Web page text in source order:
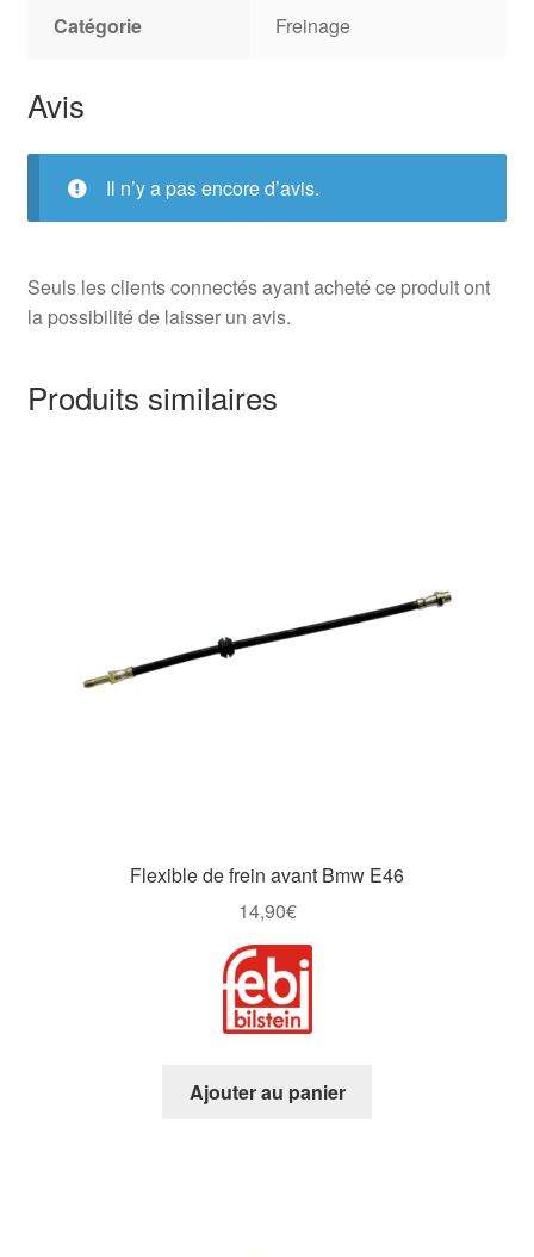
Catégorie Freinage
Avis
Il n’y a pas encore d’avis.
Seuls les clients connectés ayant acheté ce produit ont
la possibilité de laisser un avis.
Produits similaires
Flexible de frein avant Bmw E46
14,90€
Ajouter au panier